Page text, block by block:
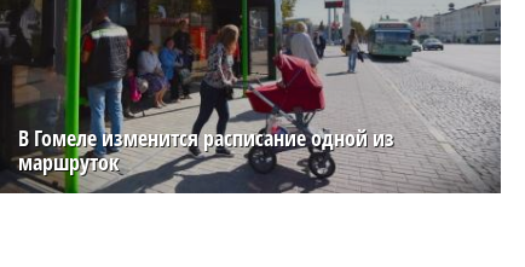
В Гомеле изменится расписание одной из
маршруток